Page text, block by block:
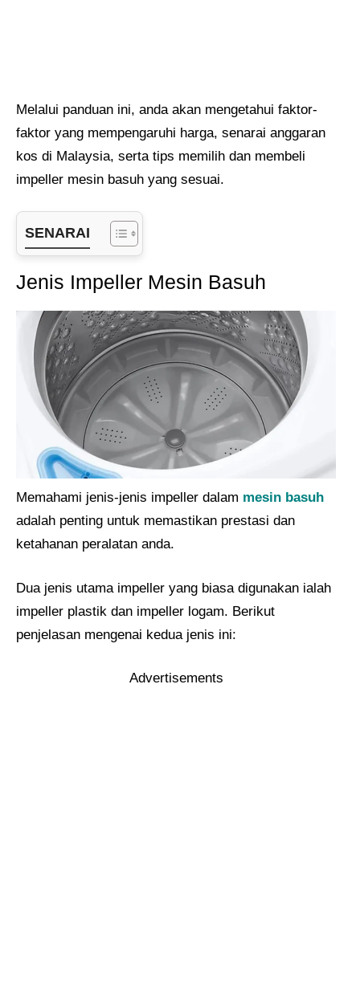
Melalui panduan ini, anda akan mengetahui faktor-
faktor yang mempengaruhi harga, senarai anggaran
kos di Malaysia, serta tips memilih dan membeli
impeller mesin basuh yang sesuai.
SENARAI
Jenis Impeller Mesin Basuh
Memahami jenis-jenis impeller dalam mesin basuh
adalah penting untuk memastikan prestasi dan
ketahanan peralatan anda.
Dua jenis utama impeller yang biasa digunakan ialah
impeller plastik dan impeller logam. Berikut
penjelasan mengenai kedua jenis ini:
Advertisements